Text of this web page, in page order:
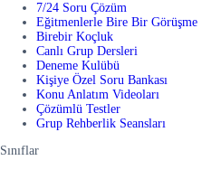
7/24 Soru Çözüm
Eğitmenlerle Bire Bir Görüşme
Birebir Koçluk
Canlı Grup Dersleri
Deneme Kulübü
Kişiye Özel Soru Bankası
Konu Anlatım Videoları
Çözümlü Testler
Grup Rehberlik Seansları
Sınıflar